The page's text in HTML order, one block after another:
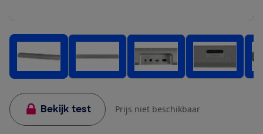
Bekijk test Prijs niet beschikbaar